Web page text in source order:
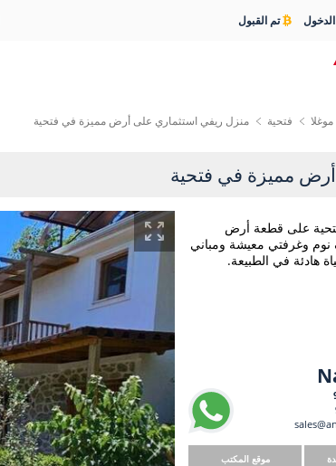
موغلا فتحية منزل ريفي استثماري على أرض مميزة في فتحية
مميزة في فتحية
على قطعة أرض
متر مربع، ويضم 6 غرف نوم وغرفتي معيشة ومباني
هادئة في الطبيعة.
موقع المكتب
تم القبول